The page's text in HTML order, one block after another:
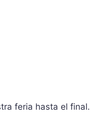
feria hasta el final.